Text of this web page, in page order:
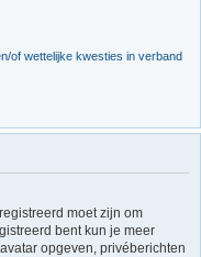
of wettelijke kwesties in verband
moet zijn om
bent kun je meer
opgeven, privéberichten